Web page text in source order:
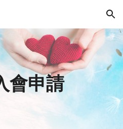
Skip to navigation
會申請